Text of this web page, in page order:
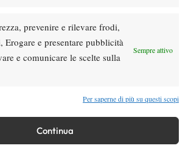
prevenire e rilevare frodi,
Erogare e presentare pubblicità
e comunicare le scelte sulla
Sempre attivo
Per saperne di più su questi scopi
Continua
DI TENDENZA
Masters 1000 Montreal 2026: Bellucci
subito out, Baez passa al secondo turno